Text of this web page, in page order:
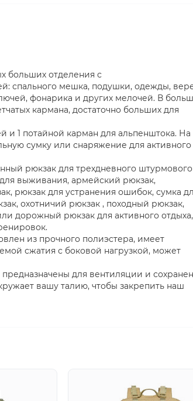
больших отделения с
спального мешка, подушки, одежды,
фонарика и других мелочей. В
кармана, достаточно больших для
и 1 потайной карман для альпенштока. На
сумку или снаряжение для активного
рюкзак для трехдневного штурмового
выживания, армейский рюкзак,
рюкзак для устранения ошибок, сумка
охотничий рюкзак , походный рюкзак,
дорожный рюкзак для активного отдыха,
из прочного полиэстера, имеет
сжатия с боковой нагрузкой, может
для вентиляции и
вашу талию, чтобы закрепить наш